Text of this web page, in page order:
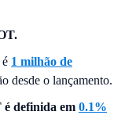
1 milhão de
desde o lançamento.
definida em 0.1%